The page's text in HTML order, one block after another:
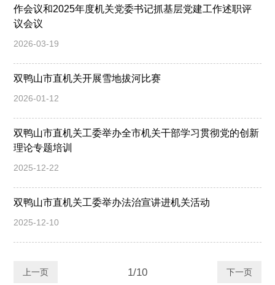
作会议和2025年度机关党委书记抓基层党建工作述职评
议会议
2026-03-19
双鸭山市直机关开展雪地拔河比赛
2026-01-12
双鸭山市直机关工委举办全市机关干部学习贯彻党的创新
理论专题培训
2025-12-22
双鸭山市直机关工委举办法治宣讲进机关活动
2025-12-10
上一页 1/10 下一页